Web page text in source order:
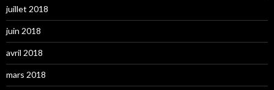
juillet 2018
juin 2018
avril 2018
mars 2018